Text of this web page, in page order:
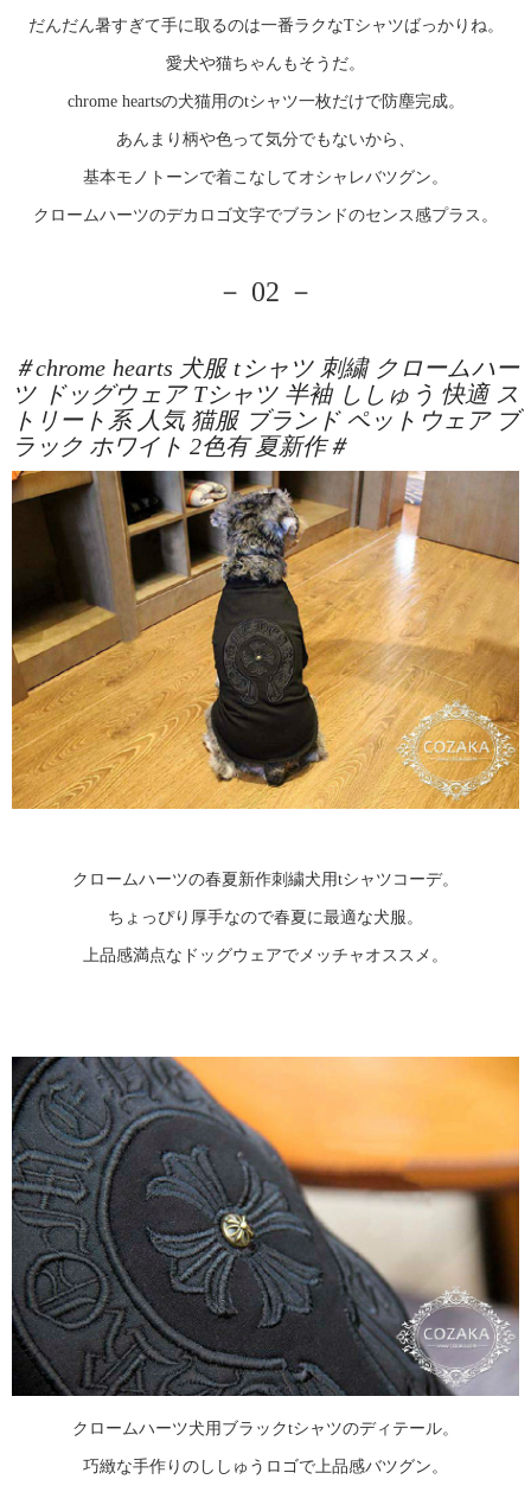
だんだん暑すぎて手に取るのは一番ラクなTシャツばっかりね。
愛犬や猫ちゃんもそうだ。
chrome heartsの犬猫用のtシャツ一枚だけで防塵完成。
あんまり柄や色って気分でもないから、
基本モノトーンで着こなしてオシャレバツグン。
クロームハーツのデカロゴ文字でブランドのセンス感プラス。
－ 02 －
＃chrome hearts 犬服 tシャツ 刺繍 クロームハー
ツ ドッグウェア Tシャツ 半袖 ししゅう 快適 ス
トリート系 人気 猫服 ブランド ペットウェア ブ
ラック ホワイト 2色有 夏新作＃
クロームハーツの春夏新作刺繍犬用tシャツコーデ。
ちょっぴり厚手なので春夏に最適な犬服。
上品感満点なドッグウェアでメッチャオススメ。
クロームハーツ犬用ブラックtシャツのディテール。
巧緻な手作りのししゅうロゴで上品感バツグン。